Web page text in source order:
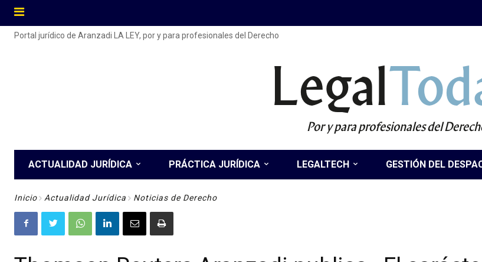
Portal jurídico de Aranzadi LA LEY, por y para profesionales del Derecho
Legal
Por y para profesionales del
ACTUALIDAD JURÍDICA PRÁCTICA JURÍDICA LEGALTECH GESTIÓN DEL
Inicio Actualidad Jurídica Noticias de Derecho